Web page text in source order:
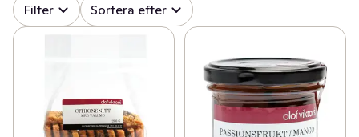
✓ Alla (242)
Svenskt gårdsvilt (5)
Filter Sortera efter